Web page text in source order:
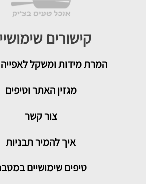
קישורים
המרת מידות ומשקל לאפייה
מגזין האתר וטיפים
צור קשר
איך להמיר תבניות
טיפים שימושיים